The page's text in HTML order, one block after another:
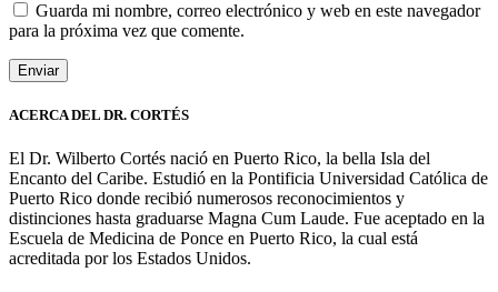
Guarda mi nombre, correo electrónico y web en este navegador
para la próxima vez que comente.
ACERCA DEL DR. CORTÉS
El Dr. Wilberto Cortés nació en Puerto Rico, la bella Isla del
Encanto del Caribe. Estudió en la Pontificia Universidad Católica de
Puerto Rico donde recibió numerosos reconocimientos y
distinciones hasta graduarse Magna Cum Laude. Fue aceptado en la
Escuela de Medicina de Ponce en Puerto Rico, la cual está
acreditada por los Estados Unidos.